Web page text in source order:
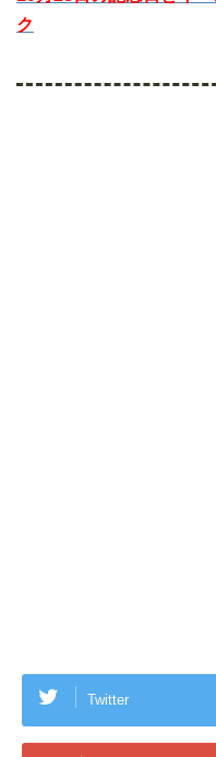
ク
Twitter